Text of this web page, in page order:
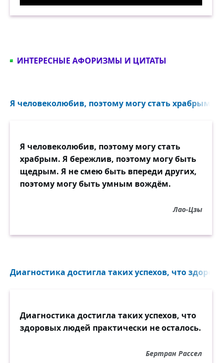
ИНТЕРЕСНЫЕ АФОРИЗМЫ И ЦИТАТЫ
Я человеколюбив, поэтому могу стать храбрым...
Я человеколюбив, поэтому могу стать
храбрым. Я бережлив, поэтому могу быть
щедрым. Я не смею быть впереди других,
поэтому могу быть умным вождём.
Лао-Цзы
Диагностика достигла таких успехов, что
Диагностика достигла таких успехов, что
здоровых людей практически не осталось.
Бертран Рассел